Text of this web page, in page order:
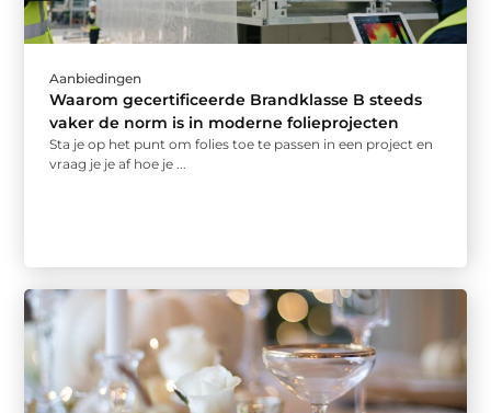
Aanbiedingen
Waarom gecertificeerde Brandklasse B steeds
vaker de norm is in moderne folieprojecten
Sta je op het punt om folies toe te passen in een project en
vraag je je af hoe je ...